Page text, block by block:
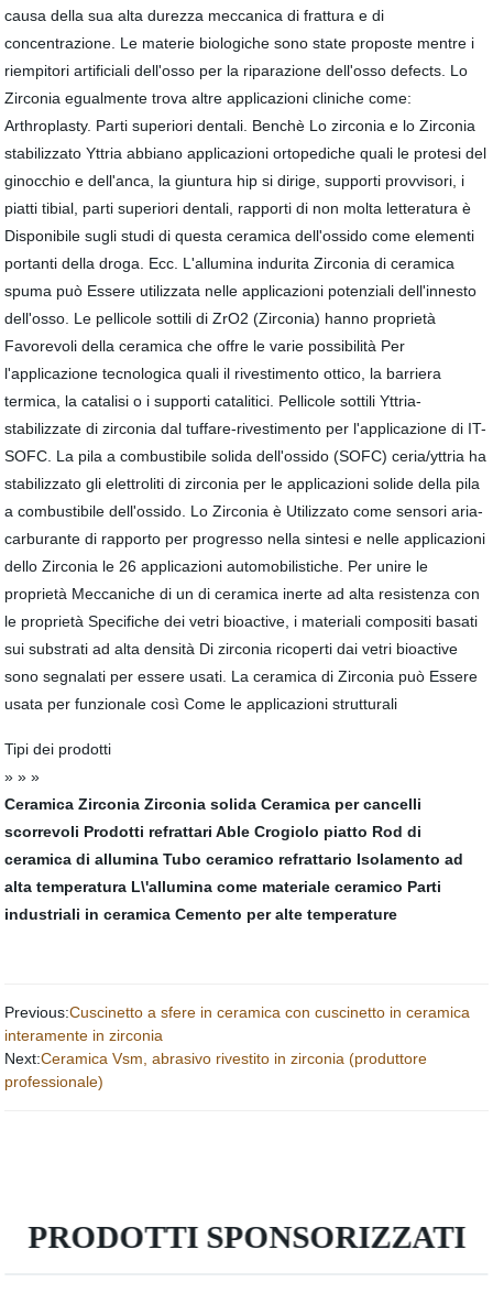
causa della sua alta durezza meccanica di frattura e di
concentrazione. Le materie biologiche sono state proposte mentre i
riempitori artificiali dell'osso per la riparazione dell'osso defects. Lo
Zirconia egualmente trova altre applicazioni cliniche come:
Arthroplasty. Parti superiori dentali. Benchè Lo zirconia e lo Zirconia
stabilizzato Yttria abbiano applicazioni ortopediche quali le protesi del
ginocchio e dell'anca, la giuntura hip si dirige, supporti provvisori, i
piatti tibial, parti superiori dentali, rapporti di non molta letteratura è
Disponibile sugli studi di questa ceramica dell'ossido come elementi
portanti della droga. Ecc. L'allumina indurita Zirconia di ceramica
spuma può Essere utilizzata nelle applicazioni potenziali dell'innesto
dell'osso. Le pellicole sottili di ZrO2 (Zirconia) hanno proprietà
Favorevoli della ceramica che offre le varie possibilità Per
l'applicazione tecnologica quali il rivestimento ottico, la barriera
termica, la catalisi o i supporti catalitici. Pellicole sottili Yttria-
stabilizzate di zirconia dal tuffare-rivestimento per l'applicazione di IT-
SOFC. La pila a combustibile solida dell'ossido (SOFC) ceria/yttria ha
stabilizzato gli elettroliti di zirconia per le applicazioni solide della pila
a combustibile dell'ossido. Lo Zirconia è Utilizzato come sensori aria-
carburante di rapporto per progresso nella sintesi e nelle applicazioni
dello Zirconia le 26 applicazioni automobilistiche. Per unire le
proprietà Meccaniche di un di ceramica inerte ad alta resistenza con
le proprietà Specifiche dei vetri bioactive, i materiali compositi basati
sui substrati ad alta densità Di zirconia ricoperti dai vetri bioactive
sono segnalati per essere usati. La ceramica di Zirconia può Essere
usata per funzionale così Come le applicazioni strutturali
Tipi dei prodotti
» » »
Ceramica Zirconia Zirconia solida Ceramica per cancelli
scorrevoli Prodotti refrattari Able Crogiolo piatto Rod di
ceramica di allumina Tubo ceramico refrattario Isolamento ad
alta temperatura L\'allumina come materiale ceramico Parti
industriali in ceramica Cemento per alte temperature
Previous:Cuscinetto a sfere in ceramica con cuscinetto in ceramica
interamente in zirconia
Next:Ceramica Vsm, abrasivo rivestito in zirconia (produttore
professionale)
PRODOTTI SPONSORIZZATI